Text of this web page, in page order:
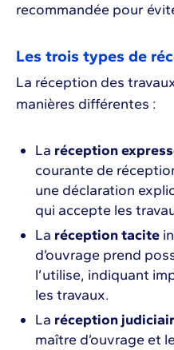
recommandée pour
Les trois types de
La réception des
manières différentes :
La réception
courante de
une déclaration
qui accepte les
La réception tacite
d’ouvrage prend
l’utilise, indiquant
les travaux.
La réception
maître d’ouvrage et